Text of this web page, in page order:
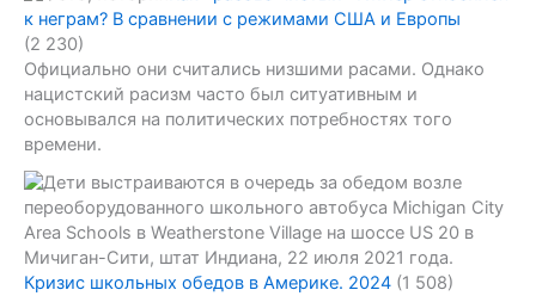
к неграм? В сравнении с режимами США и Европы
(2 230)
Официально они считались низшими расами. Однако
нацистский расизм часто был ситуативным и
основывался на политических потребностях того
времени.
Кризис школьных обедов в Америке. 2024 (1 508)